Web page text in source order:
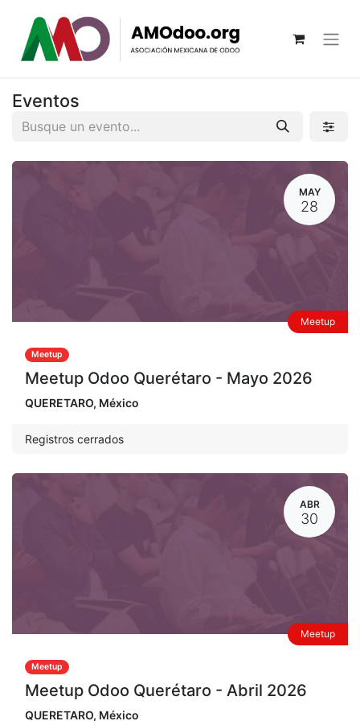
Eventos
MAY
28
Meetup
Meetup
Meetup Odoo Querétaro - Mayo 2026
QUERETARO, México
Registros cerrados
ABR
30
Meetup
Meetup
Meetup Odoo Querétaro - Abril 2026
QUERETARO, México